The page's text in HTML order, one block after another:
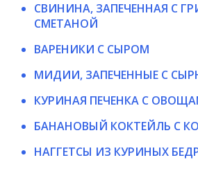
СВИНИНА, ЗАПЕЧЕННАЯ С
СМЕТАНОЙ
ВАРЕНИКИ С СЫРОМ
МИДИИ, ЗАПЕЧЕННЫЕ С
КУРИНАЯ ПЕЧЕНКА С
БАНАНОВЫЙ КОКТЕЙЛЬ С
НАГГЕТСЫ ИЗ КУРИНЫХ